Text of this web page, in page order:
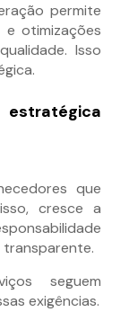
permite
otimizações
Isso
que
cresce a
transparente.
seguem
exigências.